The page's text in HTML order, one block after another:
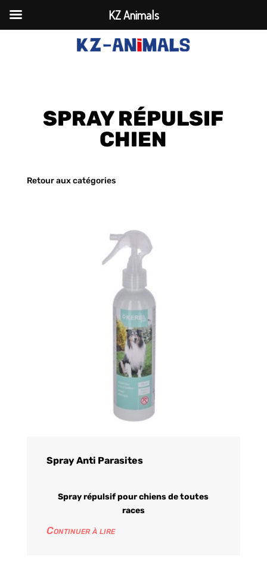
SPRAY RÉPULSIF
CHIEN
Retour aux catégories
Spray Anti Parasites
Spray répulsif pour chiens de toutes
races
Continuer à lire
KZ Animals